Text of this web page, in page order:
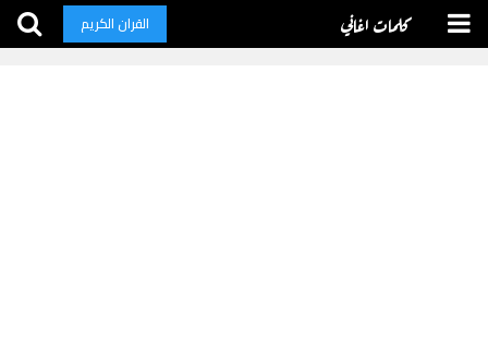
كلمات اغاني القران الكريم